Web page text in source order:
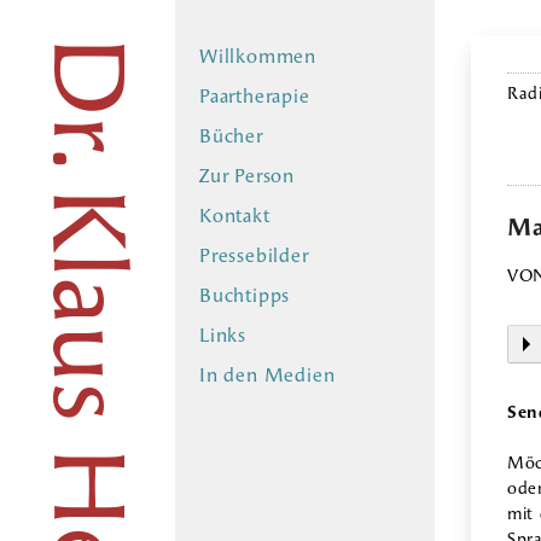
Dr. Klaus Heer
Willkommen
Paartherapie
Bücher
Zur Person
Kontakt
Pressebilder
Buchtipps
Links
In den Medien
mit